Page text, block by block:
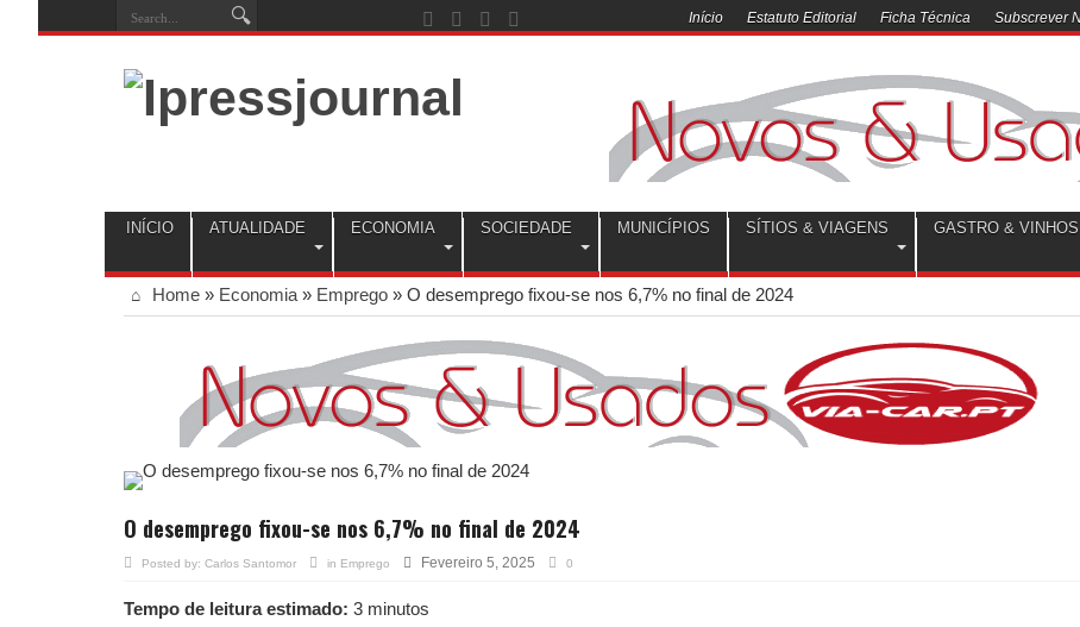
Início Estatuto Editorial Ficha Técnica Subscrever
INÍCIO ATUALIDADE ECONOMIA SOCIEDADE MUNICÍPIOS SÍTIOS & VIAGENS GASTRO & VINHOS
Home » Economia » Emprego » O desemprego fixou-se nos 6,7% no final de 2024
O desemprego fixou-se nos 6,7% no final de 2024
Posted by: Carlos Santomor in Emprego Fevereiro 5, 2025 0
Tempo de leitura estimado: 3 minutos